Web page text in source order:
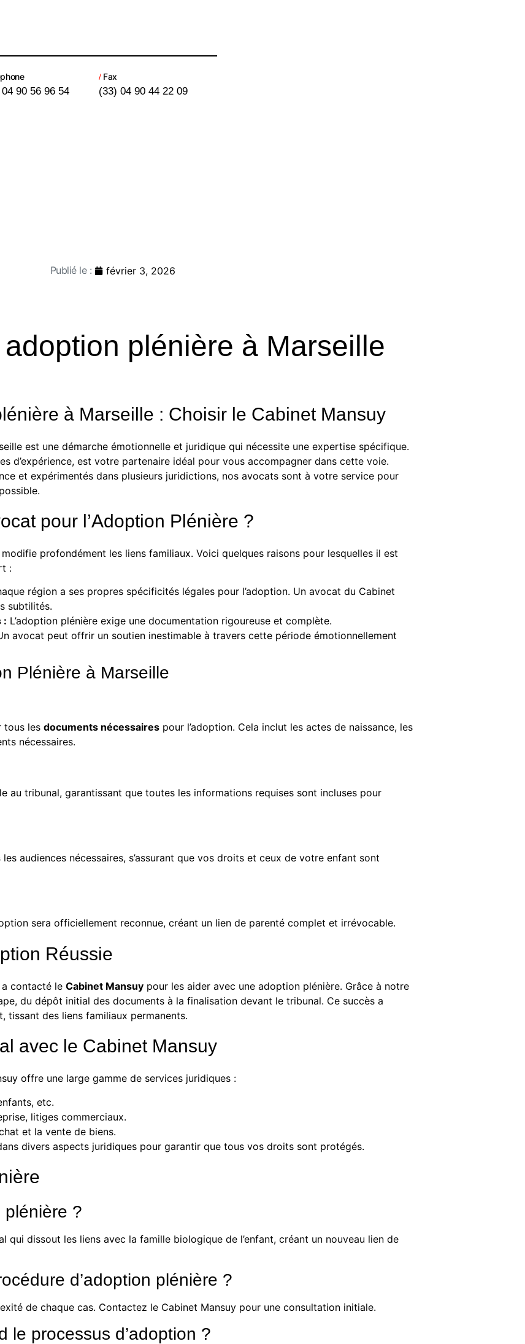
90 56 96 54
/Fax
(33) 04 90 44 22 09
Publié le : février 3, 2026
plénière à Marseille
à Marseille : Choisir le Cabinet Mansuy
est une démarche émotionnelle et juridique qui nécessite une expertise spécifique.
d’expérience, est votre partenaire idéal pour vous accompagner dans cette voie.
et expérimentés dans plusieurs juridictions, nos avocats sont à votre service pour
pour l’Adoption Plénière ?
profondément les liens familiaux. Voici quelques raisons pour lesquelles il est
:
région a ses propres spécificités légales pour l’adoption. Un avocat du Cabinet
subtilités.
: L’adoption plénière exige une documentation rigoureuse et complète.
avocat peut offrir un soutien inestimable à travers cette période émotionnellement
Plénière à Marseille
tous les documents nécessaires pour l’adoption. Cela inclut les actes de naissance, les
nécessaires.
au tribunal, garantissant que toutes les informations requises sont incluses pour
audiences nécessaires, s’assurant que vos droits et ceux de votre enfant sont
sera officiellement reconnue, créant un lien de parenté complet et irrévocable.
Réussie
contacté le Cabinet Mansuy pour les aider avec une adoption plénière. Grâce à notre
du dépôt initial des documents à la finalisation devant le tribunal. Ce succès a
tissant des liens familiaux permanents.
avec le Cabinet Mansuy
offre une large gamme de services juridiques :
etc.
litiges commerciaux.
et la vente de biens.
divers aspects juridiques pour garantir que tous vos droits sont protégés.
plénière ?
qui dissout les liens avec la famille biologique de l’enfant, créant un nouveau lien de
d’adoption plénière ?
de chaque cas. Contactez le Cabinet Mansuy pour une consultation initiale.
le processus d’adoption ?